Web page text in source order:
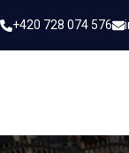
+420 728 074 576